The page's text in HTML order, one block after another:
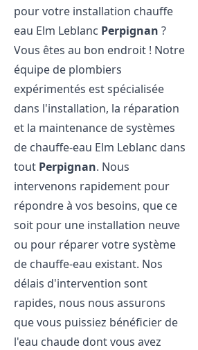
pour votre installation chauffe
eau Elm Leblanc Perpignan ?
Vous êtes au bon endroit ! Notre
équipe de plombiers
expérimentés est spécialisée
dans l'installation, la réparation
et la maintenance de systèmes
de chauffe-eau Elm Leblanc dans
tout Perpignan. Nous
intervenons rapidement pour
répondre à vos besoins, que ce
soit pour une installation neuve
ou pour réparer votre système
de chauffe-eau existant. Nos
délais d'intervention sont
rapides, nous nous assurons
que vous puissiez bénéficier de
l'eau chaude dont vous avez